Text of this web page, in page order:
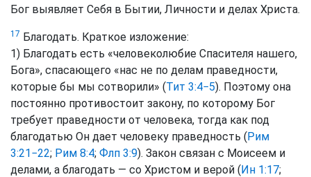
Бог выявляет Себя в Бытии, Личности и делах Христа.
17 Благодать. Краткое изложение:
1) Благодать есть «человеколюбие Спасителя нашего,
Бога», спасающего «нас не по делам праведности,
которые бы мы сотворили» (Тит 3:4−5). Поэтому она
постоянно противостоит закону, по которому Бог
требует праведности от человека, тогда как под
благодатью Он дает человеку праведность (Рим
3:21−22; Рим 8:4; Флп 3:9). Закон связан с Моисеем и
делами, а благодать — со Христом и верой (Ин 1:17;